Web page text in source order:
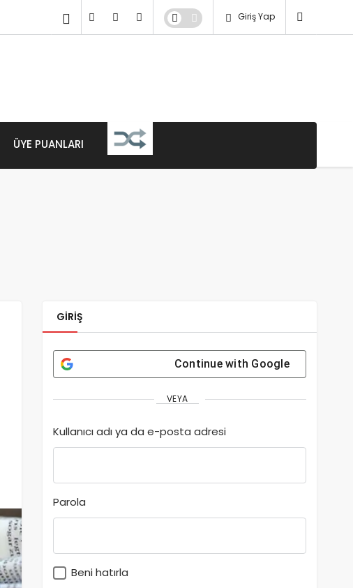
Giriş Yap
ÜYE PUANLARI
GIRIŞ
Continue with Google
VEYA
Kullanıcı adı ya da e-posta adresi
Parola
Beni hatırla